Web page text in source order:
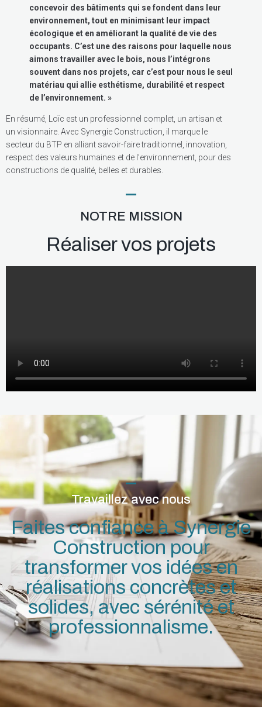
concevoir des bâtiments qui se fondent dans leur
environnement, tout en minimisant leur impact
écologique et en améliorant la qualité de vie des
occupants. C’est une des raisons pour laquelle nous
aimons travailler avec le bois, nous l’intégrons
souvent dans nos projets, car c’est pour nous le seul
matériau qui allie esthétisme, durabilité et respect
de l’environnement. »
En résumé, Loïc est un professionnel complet, un artisan et
un visionnaire. Avec Synergie Construction, il marque le
secteur du BTP en alliant savoir-faire traditionnel, innovation,
respect des valeurs humaines et de l’environnement, pour des
constructions de qualité, belles et durables.
NOTRE MISSION
Réaliser vos projets
Travaillez avec nous
Faites confiance à Synergie
Construction pour
transformer vos idées en
réalisations concrètes et
solides, avec sérénité et
professionnalisme.